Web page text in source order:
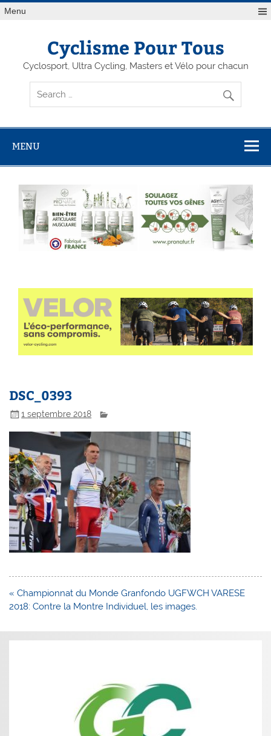
Menu
Cyclisme Pour Tous
Cyclosport, Ultra Cycling, Masters et Vélo pour chacun
MENU
DSC_0393
1 septembre 2018
Navigation
de
« Championnat du Monde Granfondo UGFWCH VARESE
2018: Contre la Montre Individuel, les images.